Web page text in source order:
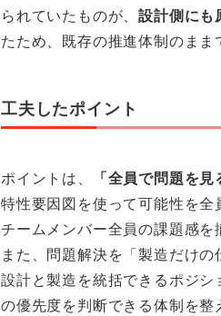
られていたものが、設計側にも
たため、既存の推進体制のまま
工夫したポイント
ポイントは、 「全員で問題を
特性要因図を使って可能性を全
チームメンバー全員の課題感を
また、問題解決を「製造だけ
設計と製造を統括できるポジ
の優先度を判断できる体制を整